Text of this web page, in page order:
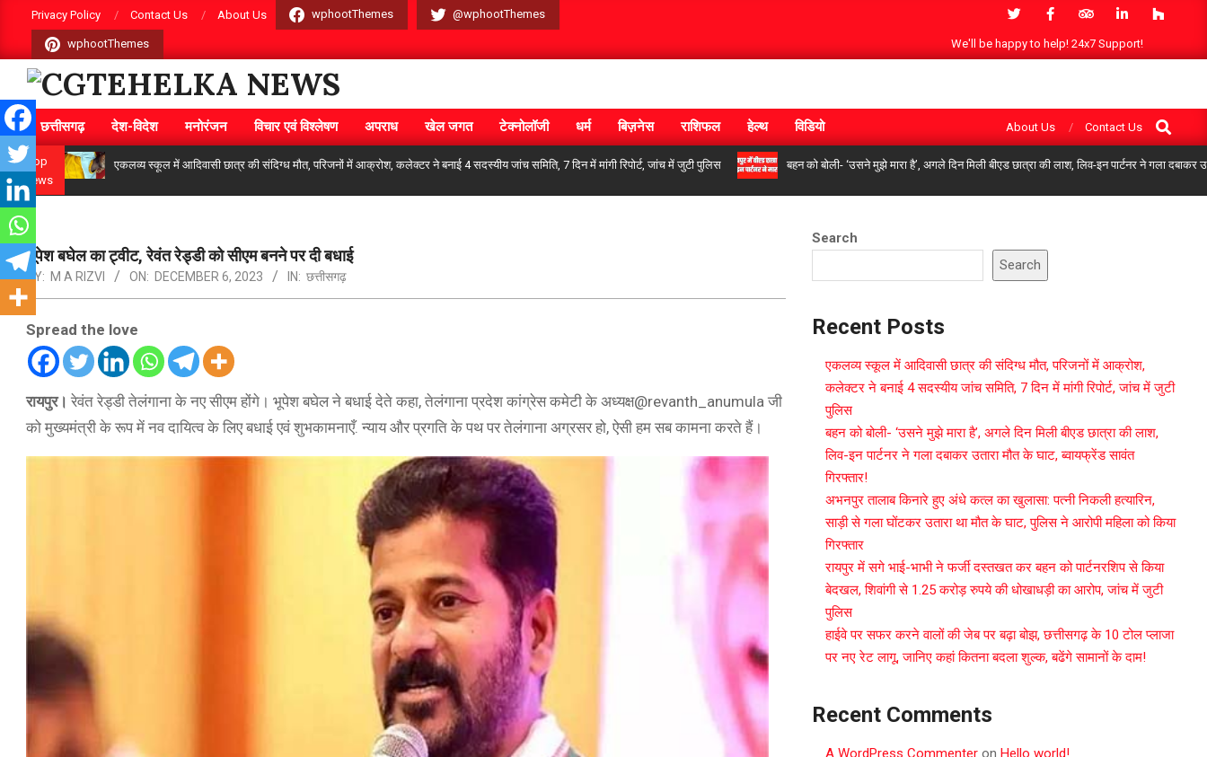
content
Privacy Policy Contact Us About Us wphootThemes @wphootThemes
wphootThemes We'll be happy to help! 24x7 Support!
CGTEHELKA
Primary
Navigation
Menu
छत्तीसगढ़ देश-विदेश मनोरंजन विचार एवं विश्लेषण अपराध खेल जगत टेक्नोलॉजी धर्म बिज़नेस राशिफल हेल्थ विडियो About Us Contact Us
Search
Top
News
एकलव्य स्कूल में आदिवासी छात्र की संदिग्ध मौत, परिजनों में आक्रोश, कलेक्टर ने बनाई 4 सदस्यीय जांच समिति, 7 दिन में मांगी रिपोर्ट, जांच में जुटी पुलिस बहन को बोली- ‘उसने मुझे मारा है’, अगले दिन मिली बीएड छात्रा की लाश, लिव-इन पार्टनर ने गला दबाकर
भूपेश बघेल का ट्वीट, रेवंत रेड्डी को सीएम बनने पर दी बधाई
BY: M A RIZVI ON: DECEMBER 6, 2023 IN: छत्तीसगढ़
Spread the love
रायपुर। रेवंत रेड्डी तेलंगाना के नए सीएम होंगे। भूपेश बघेल ने बधाई देते कहा, तेलंगाना प्रदेश कांग्रेस कमेटी के अध्यक्ष@revanth_anumula जी
को मुख्यमंत्री के रूप में नव दायित्व के लिए बधाई एवं शुभकामनाएँ. न्याय और प्रगति के पथ पर तेलंगाना अग्रसर हो, ऐसी हम सब कामना करते हैं।
Search
Search
Recent Posts
एकलव्य स्कूल में आदिवासी छात्र की संदिग्ध मौत, परिजनों में आक्रोश,
कलेक्टर ने बनाई 4 सदस्यीय जांच समिति, 7 दिन में मांगी रिपोर्ट, जांच में जुटी
पुलिस
बहन को बोली- ‘उसने मुझे मारा है’, अगले दिन मिली बीएड छात्रा की लाश,
लिव-इन पार्टनर ने गला दबाकर उतारा मौत के घाट, ब्वायफ्रेंड सावंत
गिरफ्तार!
अभनपुर तालाब किनारे हुए अंधे कत्ल का खुलासा: पत्नी निकली हत्यारिन,
साड़ी से गला घोंटकर उतारा था मौत के घाट, पुलिस ने आरोपी महिला को किया
गिरफ्तार
रायपुर में सगे भाई-भाभी ने फर्जी दस्तखत कर बहन को पार्टनरशिप से किया
बेदखल, शिवांगी से 1.25 करोड़ रुपये की धोखाधड़ी का आरोप, जांच में जुटी
पुलिस
हाईवे पर सफर करने वालों की जेब पर बढ़ा बोझ, छत्तीसगढ़ के 10 टोल प्लाजा
पर नए रेट लागू, जानिए कहां कितना बदला शुल्क, बढेंगे सामानों के दाम!
Recent Comments
A WordPress Commenter on Hello world!